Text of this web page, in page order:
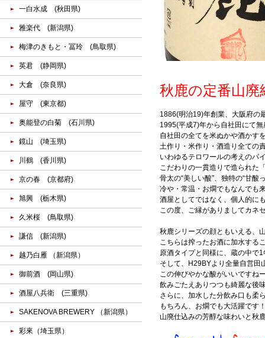
秋鹿の定番山廃
1886(明治19)年創業、大阪府の
1995(平成7)年から自社田にて
自社田の全てを米ぬかや酒かす
土作り・米作り・酒造り全ての
いわゆるテロワールの考えのパ
こだわりの一貫造りで造られた
骨太の“美しい酸”、独特の“甘
冷や・常温・お燗でもなんでも
酒屋としてではなく、個人的に
この度、ご縁がありましてカネ
秋鹿シリーズの顔ともいえる、
こちらは搾ったお酒に加水する
原酒タイプと同様に、蔵の中で
そして、H29BYより全量自営田
この伸びやかな酸がいいですね
飲みごたえありつつも綺麗な後
さらに、加水した分飲み口も柔
もちろん、お燗でも大活躍です
山廃仕込みの芳醇な味わいと秋
一白水成 (秋田県)
雅楽代 (新潟県)
梅津のきもと・冨玲 (鳥取県)
英君 (静岡県)
大倉 (奈良県)
屋守 (東京都)
奥能登の白菊 (石川県)
鏡山 (埼玉県)
川鶴 (香川県)
京の春 (京都府)
旭興 (栃木県)
久米桜 (鳥取県)
謙信 (新潟県)
越乃白雁 （新潟県）
御前酒 (岡山県)
酒屋八兵衛 (三重県)
SAKENOVA BREWERY （新潟県）
彩來（埼玉県）